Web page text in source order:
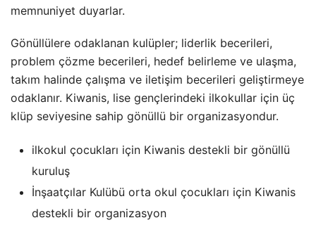
memnuniyet duyarlar.
Gönüllülere odaklanan kulüpler; liderlik becerileri,
problem çözme becerileri, hedef belirleme ve ulaşma,
takım halinde çalışma ve iletişim becerileri geliştirmeye
odaklanır. Kiwanis, lise gençlerindeki ilkokullar için üç
klüp seviyesine sahip gönüllü bir organizasyondur.
ilkokul çocukları için Kiwanis destekli bir gönüllü
kuruluş
İnşaatçılar Kulübü orta okul çocukları için Kiwanis
destekli bir organizasyon